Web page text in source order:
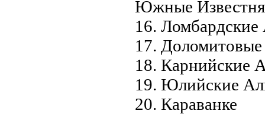
Южные
16.
17.
18. Карнийские
19. Юлийские
20. Караванке